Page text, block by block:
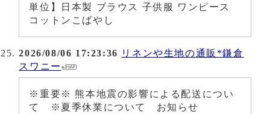
単位】日本製 ブラウス 子供服 ワンピース
コットンこばやし
2026/08/06 17:23:36 リネンや生地の通販*鎌倉
スワニー
※重要※ 熊本地震の影響による配送につい
て ※夏季休業について お知らせ